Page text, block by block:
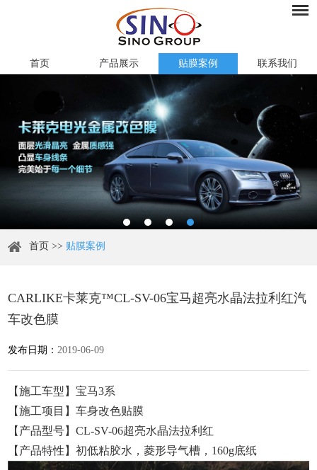
首页 产品展示 贴膜案例 联系我们
首页 >> 贴膜案例
CARLIKE卡莱克™CL-SV-06宝马超亮水晶法拉利红汽
车改色膜
发布日期： 2019-06-09
【施工车型】宝马3系
【施工项目】车身改色贴膜
【产品型号】CL-SV-06超亮水晶法拉利红
【产品特性】初低粘胶水，菱形导气槽，160g底纸